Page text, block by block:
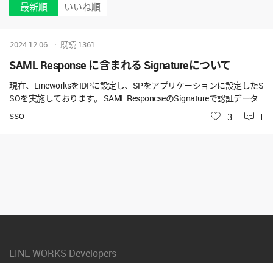
最新順 いいね順
SAML Response に含まれる Signatureについて
現在、LineworksをIDPに設定し、SPをアプリケーションに設定したS
SOを実施しております。 SAML ResponcseのSignatureで認証データ
がBase64で返却されておりますが、12/5まではBase64の証明書デー
タがLFで改行され連携されておりましたが、 12/6（本日）より、CR
SSO
2024.12.06 既読 1361
いいね
3 1
LINE WORKS Developers